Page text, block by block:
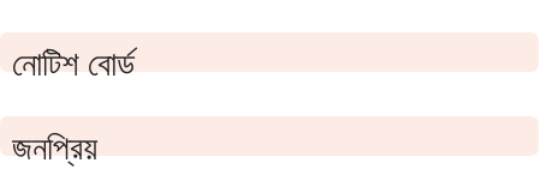
নোটিশ বোর্ড
জনপ্রিয়